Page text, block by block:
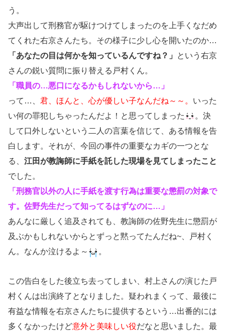
う。
大声出して刑務官が駆けつけてしまったのを上手くなだめ
てくれた右京さんたち。その様子に少し心を開いたのか…
「あなたの目は何かを知っているんですね？」
という右京
さんの鋭い質問に振り替える戸村くん。
「職員の…悪口になるかもしれないから…」
って…、 君、ほんと、心が優しい子なんだね～～。 いった
い何の罪犯しちゃったんだよ！と思ってしまった
。決
して口外しないという二人の言葉を信じて、ある情報を告
白します。それが、今回の事件の重要なカギの一つとな
る、 江田が教誨師に手紙を託した現場を見てしまったこと
でした。
「刑務官以外の人に手紙を渡す行為は重要な懲罰の対象で
す。佐野先生だって知ってるはずなのに…」
あんなに厳しく追及されても、教誨師の佐野先生に懲罰が
及ぶかもしれないからとずっと黙ってたんだね~、戸村く
ん。なんか泣けるよ～
。
この告白をした後立ち去ってしまい、村上さんの演じた戸
村くんは出演終了となりました。疑われまくって、最後に
有益な情報を右京さんたちに提供するという…出番的には
多くなかったけど意外と美味しい役だなと思いました。最